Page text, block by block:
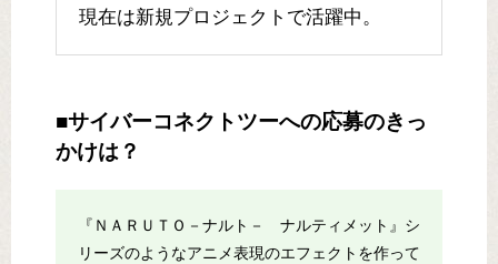
現在は新規プロジェクトで活躍中。
■サイバーコネクトツーへの応募のきっ
かけは？
『ＮＡＲＵＴＯ－ナルト－ ナルティメット』シ
リーズのようなアニメ表現のエフェクトを作って